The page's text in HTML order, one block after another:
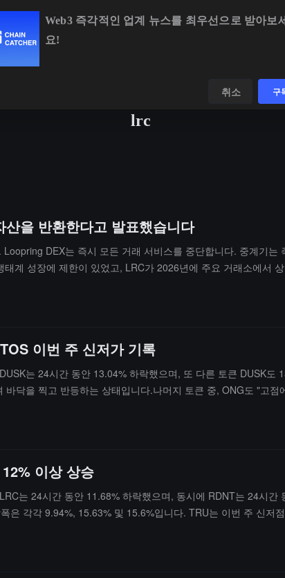
lrc
을 반환한다고 발표했습니다
DEX는 즉시 모든 거래 서비스를 중단합니다. 중계기
계 성장에 제한이 있었고, LRC가 2026년에 주요 거래소에서
으로 업그레이드하여 대량 배포를 지원합니다; 3. 잔액 목록
이번 주 신저가 기록
는 24시간 동안 13.04% 하락했으며, 또 다른 토큰 DUSK
닥을 찍고 반등하는 상태입니다.나머지 토큰 중, ONG도 "고
이상 상승
는 24시간 동안 11.68% 하락했으며, 동시에 RDNT는 24시
은 각각 9.94%, 15.63% 및 15.6%입니다. TRU는 이번 주 신
Web3 즉각적인 업계 뉴스를 최우선으로 받아보세
요!
취소 구